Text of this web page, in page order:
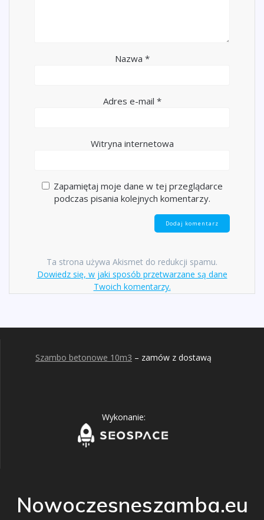
Nazwa *
Adres e-mail *
Witryna internetowa
Zapamiętaj moje dane w tej przeglądarce
podczas pisania kolejnych komentarzy.
Ta strona używa Akismet do redukcji spamu.
Dowiedz się, w jaki sposób przetwarzane są dane
Twoich komentarzy.
Szambo betonowe 10m3 – zamów z dostawą
Wykonanie:
Nowoczesneszamba.eu
663310971